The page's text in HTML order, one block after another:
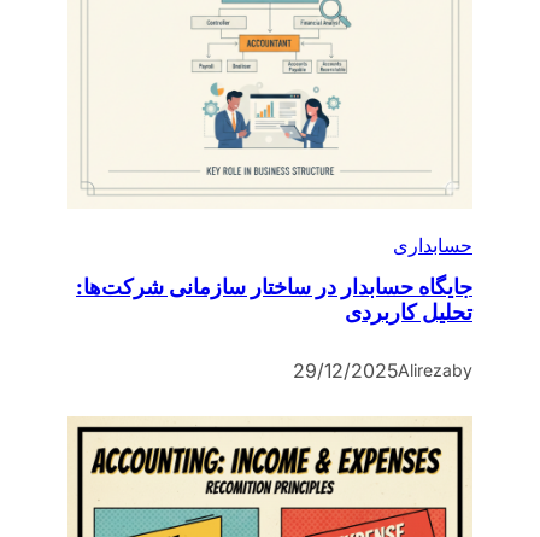
حسابداری
جایگاه حسابدار در ساختار سازمانی شرکت‌ها:
تحلیل کاربردی
by
Alireza
29/12/2025